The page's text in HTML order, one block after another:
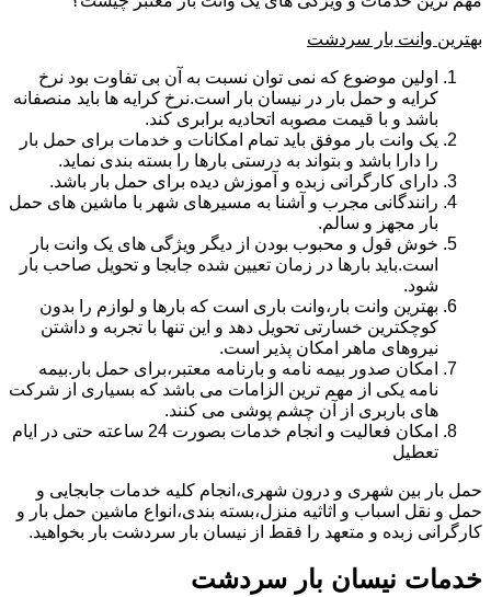
بهترین وانت بار سردشت
اولین موضوع که نمی توان نسبت به آن بی تفاوت بود نرخ
کرایه و حمل بار در نیسان بار است.نرخ کرایه ها باید منصفانه
باشد و با قیمت مصوبه اتحادیه برابری کند.
یک وانت بار موفق باید تمام امکانات و خدمات برای حمل بار
را دارا باشد و بتواند به درستی بارها را بسته بندی نماید.
دارای کارگرانی زبده و آموزش دیده برای حمل بار باشد.
رانندگانی مجرب و آشنا به مسیرهای شهر با ماشین های حمل
بار مجهز و سالم.
خوش قول و محبوب بودن از دیگر ویژگی های یک وانت بار
است.باید بارها در زمان تعیین شده جابجا و تحویل صاحب بار
شود.
بهترین وانت بار،وانت باری است که بارها و لوازم را بدون
کوچکترین خسارتی تحویل دهد و این تنها با تجربه و داشتن
نیروهای ماهر امکان پذیر است.
امکان صدور بیمه نامه و بارنامه معتبر،برای حمل بار.بیمه
نامه یکی از مهم ترین الزامات می باشد که بسیاری از شرکت
های باربری از آن چشم پوشی می کنند.
امکان فعالیت و انجام خدمات بصورت 24 ساعته حتی در ایام
تعطیل
حمل بار بین شهری و درون شهری،انجام کلیه خدمات جابجایی و
حمل و نقل اسباب و اثاثیه منزل،بسته بندی،انواع ماشین حمل بار و
کارگرانی زبده و متعهد را فقط از نیسان بار سردشت بار بخواهید.
خدمات نیسان بار سردشت